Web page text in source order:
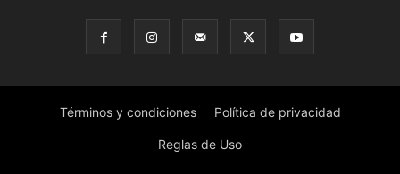
Términos y condiciones Política de privacidad
Reglas de Uso